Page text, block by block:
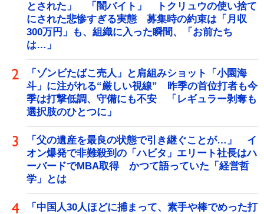
とされた」 「闇バイト」 トクリュウの使い捨て
にされた悲惨すぎる実態 募集時の約束は「月収
300万円」も、組織に入った瞬間、「お前たち
は…」
「ゾンビたばこ売人」と肩組みショット「小園海
斗」に注がれる“厳しい視線” 昨季の首位打者も今
季は打撃低調、守備にも不安 「レギュラー剥奪も
選択肢のひとつに」
「父の遺産を最良の状態で引き継ぐことが…」 イ
オン爆発で非難殺到の「ハビタ」エリート社長はハ
ーバードでMBA取得 かつて語っていた「経営哲
学」とは
「中国人30人ほどに捕まって、素手や棒でめった打